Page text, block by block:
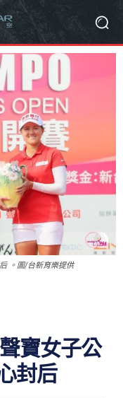
。圖/台新育樂提供
寶女子公
封后